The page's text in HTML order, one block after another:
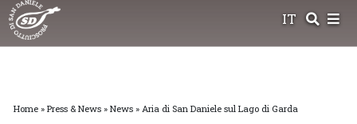
Skip
content
IT
Home» Press & News» News» Aria di San Daniele sul Lago di Garda